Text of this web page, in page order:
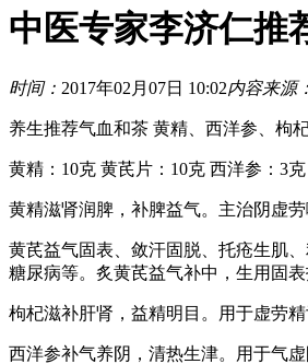
中医专家李济仁推
时间： 2017年02月07日 10:02内容来源：
养生推荐气血和茶 黄精、西洋参、枸杞
黄精：10克 黄芪片：10克 西洋参：3
黄精滋肾润脾，补脾益气。主治阴虚
黄芪益气固表、敛汗固脱、托疮生肌
糖尿病等。炙黄芪益气补中，生用固表
枸杞滋补肝肾，益精明目。用于虚劳
西洋参补气养阴，清热生津。用于气